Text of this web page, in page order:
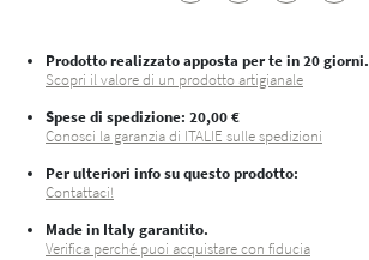
Prodotto realizzato apposta per te in 20 giorni.
Scopri il valore di un prodotto artigianale
Spese di spedizione: 20,00 €
Conosci la garanzia di ITALIE sulle spedizioni
Per ulteriori info su questo prodotto:
Contattaci!
Made in Italy garantito.
Verifica perché puoi acquistare con fiducia